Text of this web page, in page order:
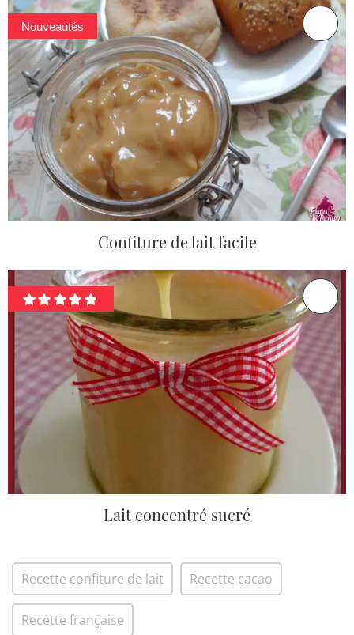
Nouveautés
Confiture de lait facile
Lait concentré sucré
Recette confiture de lait Recette cacao
Recette française